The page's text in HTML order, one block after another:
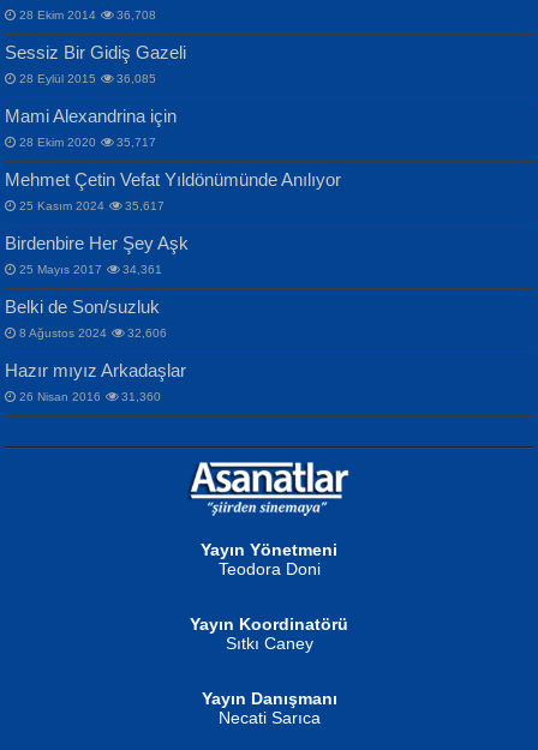
İPEK ACAR SERT
Gazze’nin Şecaati, Ümmetin İmtihanı...
MAHMUT GÜRBÜZ
İbrahim Olmak ve Bitirebilmek...
NURAN KÖSE BAYDAR
Selahattin Yıldız
İdrakimle Üşürken...
Songül Özel
Mahzen...
Ben Deniz Değilim ki...
ERDEM BAYAZIT
Sana, Bana, Vatanıma, Ülkemin
İnsanlarına Dair...
NAZIM HİKMET RAN
Bir Cezaevinde, Tecritteki Adamın
Mektupları...
28 Ekim 2014 36,708
Sessiz Bir Gidiş Gazeli
28 Eylül 2015 36,085
Mami Alexandrina için
28 Ekim 2020 35,717
Mehmet Çetin Vefat Yıldönümünde Anılıyor
25 Kasım 2024 35,617
Birdenbire Her Şey Aşk
25 Mayıs 2017 34,361
Belki de Son/suzluk
8 Ağustos 2024 32,606
Hazır mıyız Arkadaşlar
26 Nisan 2016 31,360
Yayın Yönetmeni
Teodora Doni
Yayın Koordinatörü
Sıtkı Caney
Yayın Danışmanı
Necati Sarıca